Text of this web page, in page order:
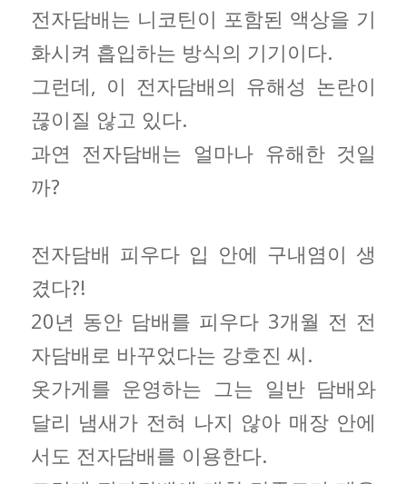
전자담배는 니코틴이 포함된 액상을 기
화시켜 흡입하는 방식의 기기이다.
그런데, 이 전자담배의 유해성 논란이
끊이질 않고 있다.
과연 전자담배는 얼마나 유해한 것일
까?
전자담배 피우다 입 안에 구내염이 생
겼다?!
20년 동안 담배를 피우다 3개월 전 전
자담배로 바꾸었다는 강호진 씨.
옷가게를 운영하는 그는 일반 담배와
달리 냄새가 전혀 나지 않아 매장 안에
서도 전자담배를 이용한다.